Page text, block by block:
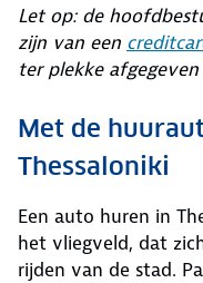
Let op: de
zijn van een
ter plekke
Met de
Thessaloniki
Een auto huren in
het vliegveld, dat
rijden van de stad.